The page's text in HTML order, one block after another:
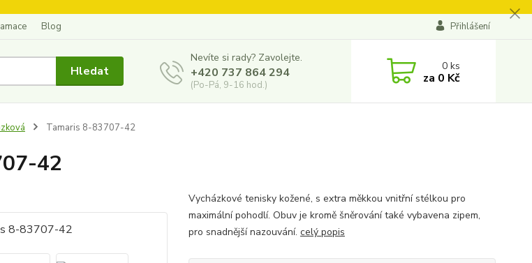
Blog Přihlášení
Hledat
Nevíte si rady? Zavolejte.
+420 737 864 294
(Po-Pá, 9-16 hod.)
0ks
za 0 Kč
Tamaris 8-83707-42
42
Vycházkové tenisky kožené, s extra měkkou vnitřní stélkou pro
maximální pohodlí. Obuv je kromě šněrování také vybavena zipem,
pro snadnější nazouvání. celý popis